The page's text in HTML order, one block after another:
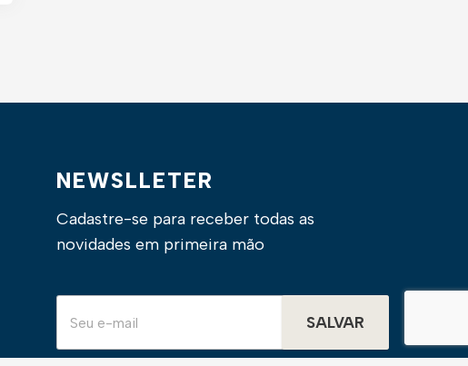
NEWSLLETER
Cadastre-se para receber todas as
novidades em primeira mão
SALVAR